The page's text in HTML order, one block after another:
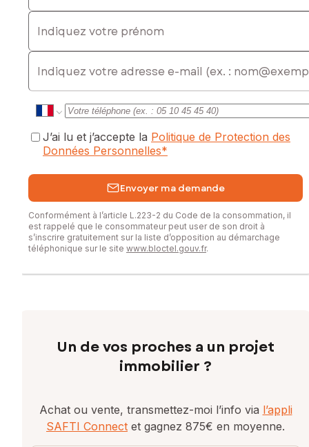
Indiquez votre prénom
E-mail
J’ai lu et j’accepte la Politique de Protection des
Données Personnelles*
Envoyer ma demande
Conformément à l’article L.223-2 du Code de la consommation, il
est rappelé que le consommateur peut user de son droit à
s’inscrire gratuitement sur la liste d’opposition au démarchage
téléphonique sur le site www.bloctel.gouv.fr.
Un de vos proches a un projet
immobilier ?
Achat ou vente, transmettez-moi l’info via l’appli
SAFTI Connect et gagnez 875€ en moyenne.